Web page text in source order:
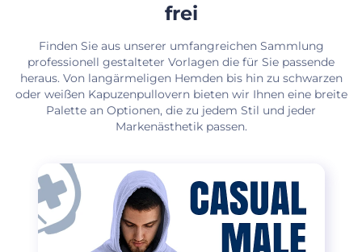
frei
Finden Sie aus unserer umfangreichen Sammlung
professionell gestalteter Vorlagen die für Sie passende
heraus. Von langärmeligen Hemden bis hin zu schwarzen
oder weißen Kapuzenpullovern bieten wir Ihnen eine breite
Palette an Optionen, die zu jedem Stil und jeder
Markenästhetik passen.